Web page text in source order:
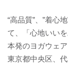
“高品質”、”着心
て、「心地いい
本発のヨガウェ
東京都中央区、